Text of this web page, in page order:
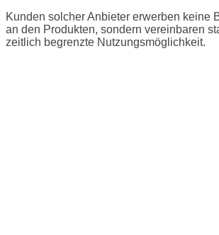
Kunden solcher Anbieter erwerben keine
an den Produkten, sondern vereinbaren
zeitlich begrenzte Nutzungsmöglichkeit.